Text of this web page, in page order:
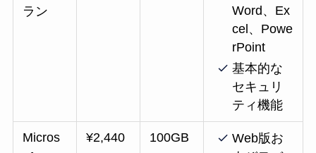
ラン
Word、Ex
cel、Powe
rPoint
基本的な
セキュリ
ティ機能
Micros
¥2,440 100GB
Web版お